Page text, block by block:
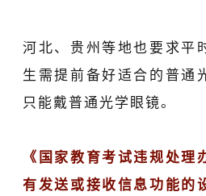
河北、贵州等地也要求平
生需提前备好适合的普通
只能戴普通光学眼镜。
《国家教育考试违规处理
有发送或接收信息功能的